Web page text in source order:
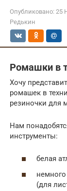
Опубликовано: 25
Редькин
Ромашки в
Хочу
ромашек в
резиночки для
Нам
инструменты:
белая
(для